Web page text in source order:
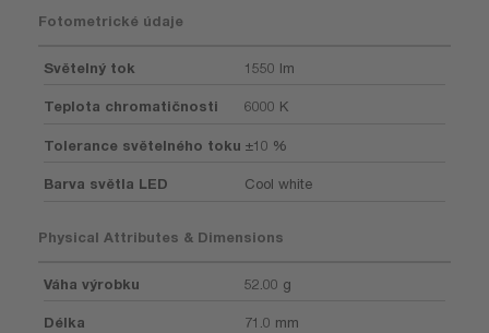
Fotometrické údaje
Světelný tok 1550 lm
Teplota chromatičnosti 6000 K
Tolerance světelného toku ±10 %
Barva světla LED Cool white
Physical Attributes & Dimensions
Váha výrobku 52.00 g
Délka 71.0 mm